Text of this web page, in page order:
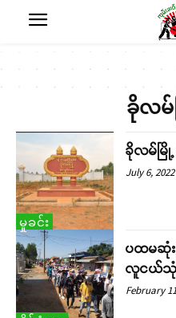
ခိုလ
မှုခင်း
ခိုလမ်မြို့
July 6, 2022
ပထမဆုံး
လူငယ်သုံး
February